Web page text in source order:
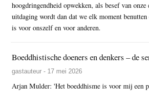
hoogdringendheid opwekken, als besef van
uitdaging wordt dan dat we elk moment
is voor onszelf en voor anderen.
Boeddhistische doeners en denkers – de
gastauteur - 17 mei 2026
Arjan Mulder: 'Het boeddhisme is voor mij een